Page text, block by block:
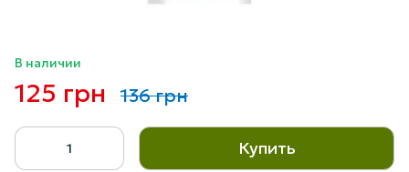
В наличии
125 грн 136 грн
Купить